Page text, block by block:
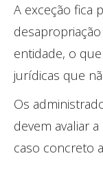
A exceção fica
entidade, o
jurídicas que
Os
devem avaliar
caso concreto